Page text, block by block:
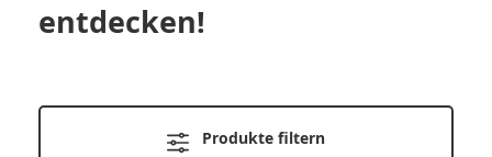
entdecken!
Produkte filtern